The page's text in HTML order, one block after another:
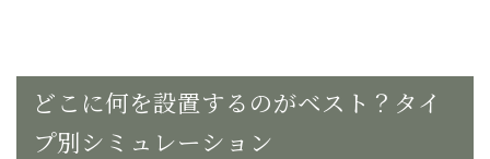
どこに何を設置するのがベスト？タイ
プ別シミュレーション